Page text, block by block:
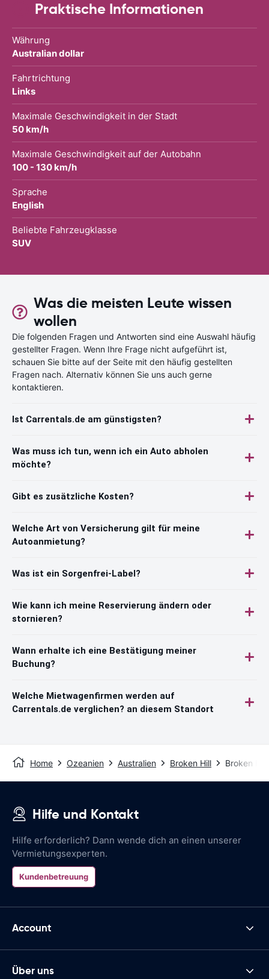
Praktische Informationen
Währung
Australian dollar
Fahrtrichtung
Links
Maximale Geschwindigkeit in der Stadt
50 km/h
Maximale Geschwindigkeit auf der Autobahn
100 - 130 km/h
Sprache
English
Beliebte Fahrzeugklasse
SUV
Was die meisten Leute wissen
wollen
Die folgenden Fragen und Antworten sind eine Auswahl häufig
gestellter Fragen. Wenn Ihre Frage nicht aufgeführt ist,
schauen Sie bitte auf der Seite mit den häufig gestellten
Fragen nach. Alternativ können Sie uns auch gerne
kontaktieren.
Ist Carrentals.de am günstigsten?
Was muss ich tun, wenn ich ein Auto abholen
möchte?
Gibt es zusätzliche Kosten?
Welche Art von Versicherung gilt für meine
Autoanmietung?
Was ist ein Sorgenfrei-Label?
Wie kann ich meine Reservierung ändern oder
stornieren?
Wann erhalte ich eine Bestätigung meiner
Buchung?
Welche Mietwagenfirmen werden auf
Carrentals.de verglichen? an diesem Standort
Home Ozeanien Australien Broken Hill Broken
Hilfe und Kontakt
Hilfe erforderlich? Dann wende dich an einen unserer
Vermietungsexperten.
Kundenbetreuung
Account
Über uns